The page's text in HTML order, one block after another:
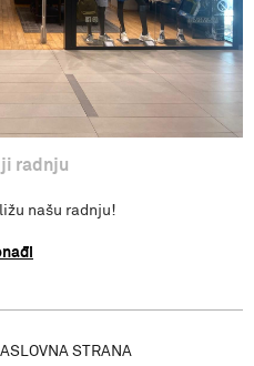
radnju
našu radnju!
STRANA